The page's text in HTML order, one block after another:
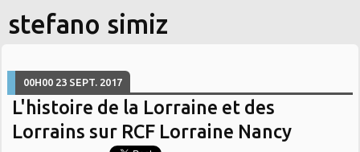
stefano simiz
00H00 23 SEPT. 2017
L'histoire de la Lorraine et des
Lorrains sur RCF Lorraine Nancy